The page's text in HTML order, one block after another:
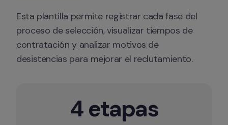
Esta plantilla permite registrar cada fase del
proceso de selección, visualizar tiempos de
contratación y analizar motivos de
desistencias para mejorar el reclutamiento.
4 etapas